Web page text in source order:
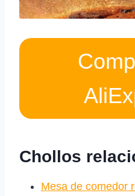
Chollos
Mesa de comedor